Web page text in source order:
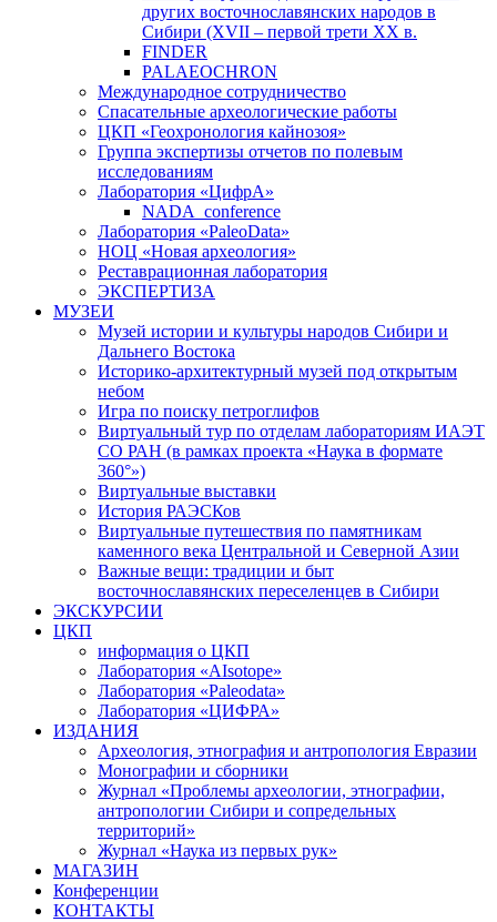
других восточнославянских народов в
Сибири (XVII – первой трети ХХ в.
FINDER
PALAEOCHRON
Международное сотрудничество
Спасательные археологические работы
ЦКП «Геохронология кайнозоя»
Группа экспертизы отчетов по полевым
исследованиям
Лаборатория «ЦифрА»
NADA_conference
Лаборатория «PaleoData»
НОЦ «Новая археология»
Реставрационная лаборатория
ЭКСПЕРТИЗА
МУЗЕИ
Музей истории и культуры народов Сибири и
Дальнего Востока
Историко-архитектурный музей под открытым
небом
Игра по поиску петроглифов
Виртуальный тур по отделам лабораториям ИАЭТ
СО РАН (в рамках проекта «Наука в формате
360°»)
Виртуальные выставки
История РАЭСКов
Виртуальные путешествия по памятникам
каменного века Центральной и Северной Азии
Важные вещи: традиции и быт
восточнославянских переселенцев в Сибири
ЭКСКУРСИИ
ЦКП
информация о ЦКП
Лаборатория «AIsotope»
Лаборатория «Paleodata»
Лаборатория «ЦИФРА»
ИЗДАНИЯ
Археология, этнография и антропология Евразии
Монографии и сборники
Журнал «Проблемы археологии, этнографии,
антропологии Сибири и сопредельных
территорий»
Журнал «Наука из первых рук»
МАГАЗИН
Конференции
КОНТАКТЫ